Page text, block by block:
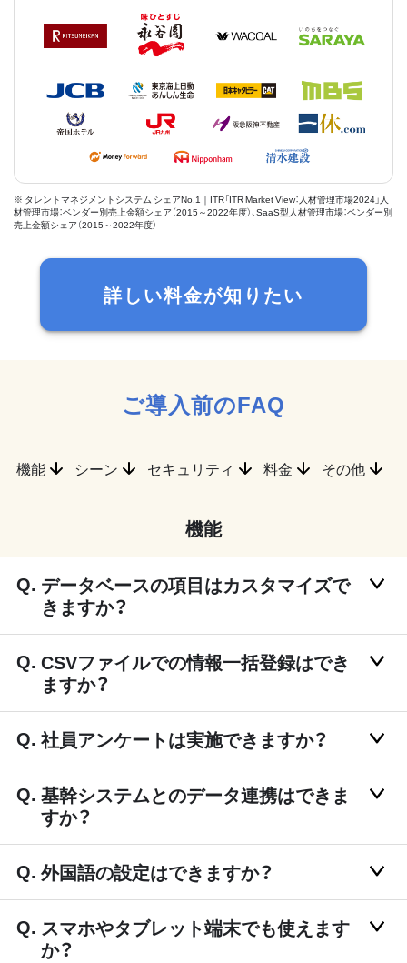
※ タレントマネジメントシステム シェアNo.1｜ITR「ITR Market View：人材管理市場2024」人
材管理市場：ベンダー別売上金額シェア（2015～2022年度）、SaaS型人材管理市場：ベンダー別
売上金額シェア（2015～2022年度）
詳しい料金が知りたい
ご導入前のFAQ
機能 シーン セキュリティ 料金 その他
機能
データベースの項目はカスタマイズで
きますか？
CSVファイルでの情報一括登録はでき
ますか？
社員アンケートは実施できますか？
基幹システムとのデータ連携はできま
すか？
外国語の設定はできますか？
スマホやタブレット端末でも使えます
か？